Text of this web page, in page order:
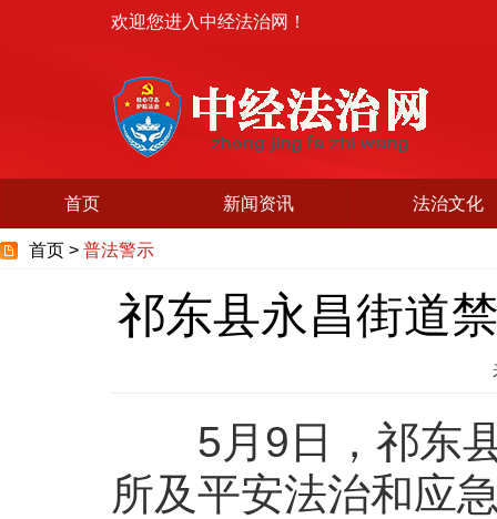
欢迎您进入中经法治网！
首页 新闻资讯 法治文化
首页 > 普法警示
祁东县永昌街道
5月9日，祁东县
所及平安法治和应